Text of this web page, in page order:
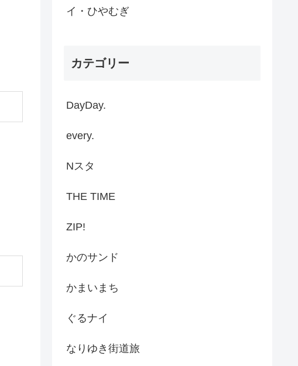
イ・ひやむぎ
カテゴリー
DayDay.
every.
Nスタ
THE TIME
ZIP!
かのサンド
かまいまち
ぐるナイ
なりゆき街道旅